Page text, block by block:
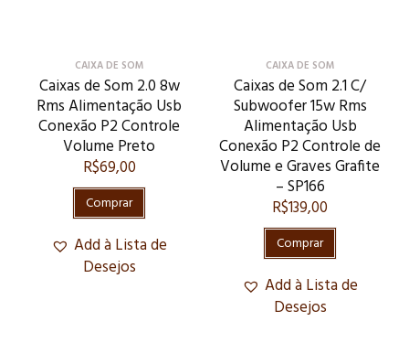
CAIXA DE SOM
Caixas de Som 2.0 8w
Rms Alimentação Usb
Conexão P2 Controle
Volume Preto
R$69,00
Comprar
Add à Lista de
Desejos
CAIXA DE SOM
Caixas de Som 2.1 C/
Subwoofer 15w Rms
Alimentação Usb
Conexão P2 Controle de
Volume e Graves Grafite
– SP166
R$139,00
Comprar
Add à Lista de
Desejos